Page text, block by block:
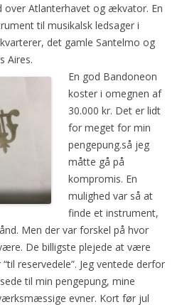
over Atlanterhavet og ækvator. En
til musikalsk ledsager i
det gamle Santelmo og
Aires.
En god Bandoneon
koster i omegnen af
30.000 kr. Det er lidt
for meget for min
pengepung.så jeg
måtte gå på
kompromis. En
mulighed var så at
finde et instrument,
Men der var forskel på hvor
De billigste plejede at være
reservedele”. Jeg ventede derfor
til min pengepung, mine
evner. Kort før jul